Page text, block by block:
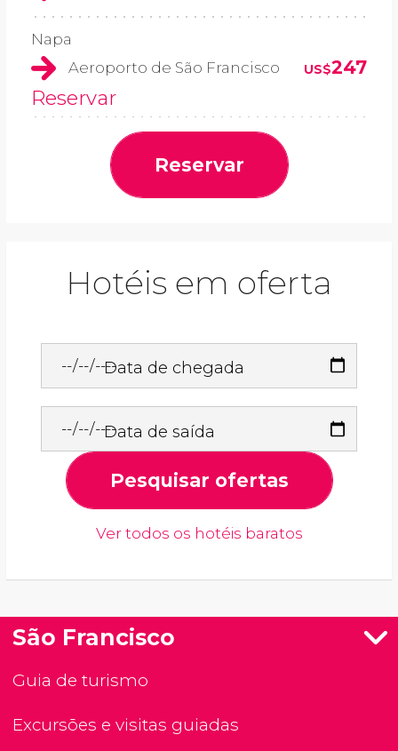
Napa
Aeroporto de São Francisco
US$247
Reservar
Reservar
Hotéis em oferta
Data de chegada
Data de saída
Pesquisar ofertas
Ver todos os hotéis baratos
São Francisco
Guia de turismo
Excursões e visitas guiadas